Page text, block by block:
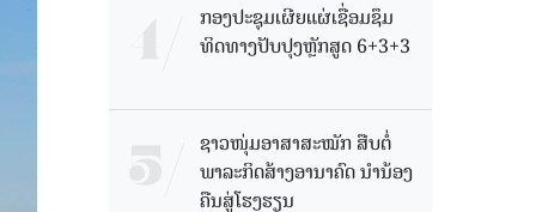
ກອງປະຊຸມເຜີຍແຜ່ເຊື່ອມຊຶມ
ທິດທາງປັບປຸງຫຼັກສູດ 6+3+3
ຊາວໜຸ່ມອາສາສະໝັກ ສືບຕໍ່
ພາລະກິດສ້າງອານາຄົດ ນໍານ້ອງ
ຄືນສູ່ໂຮງຮຽນ